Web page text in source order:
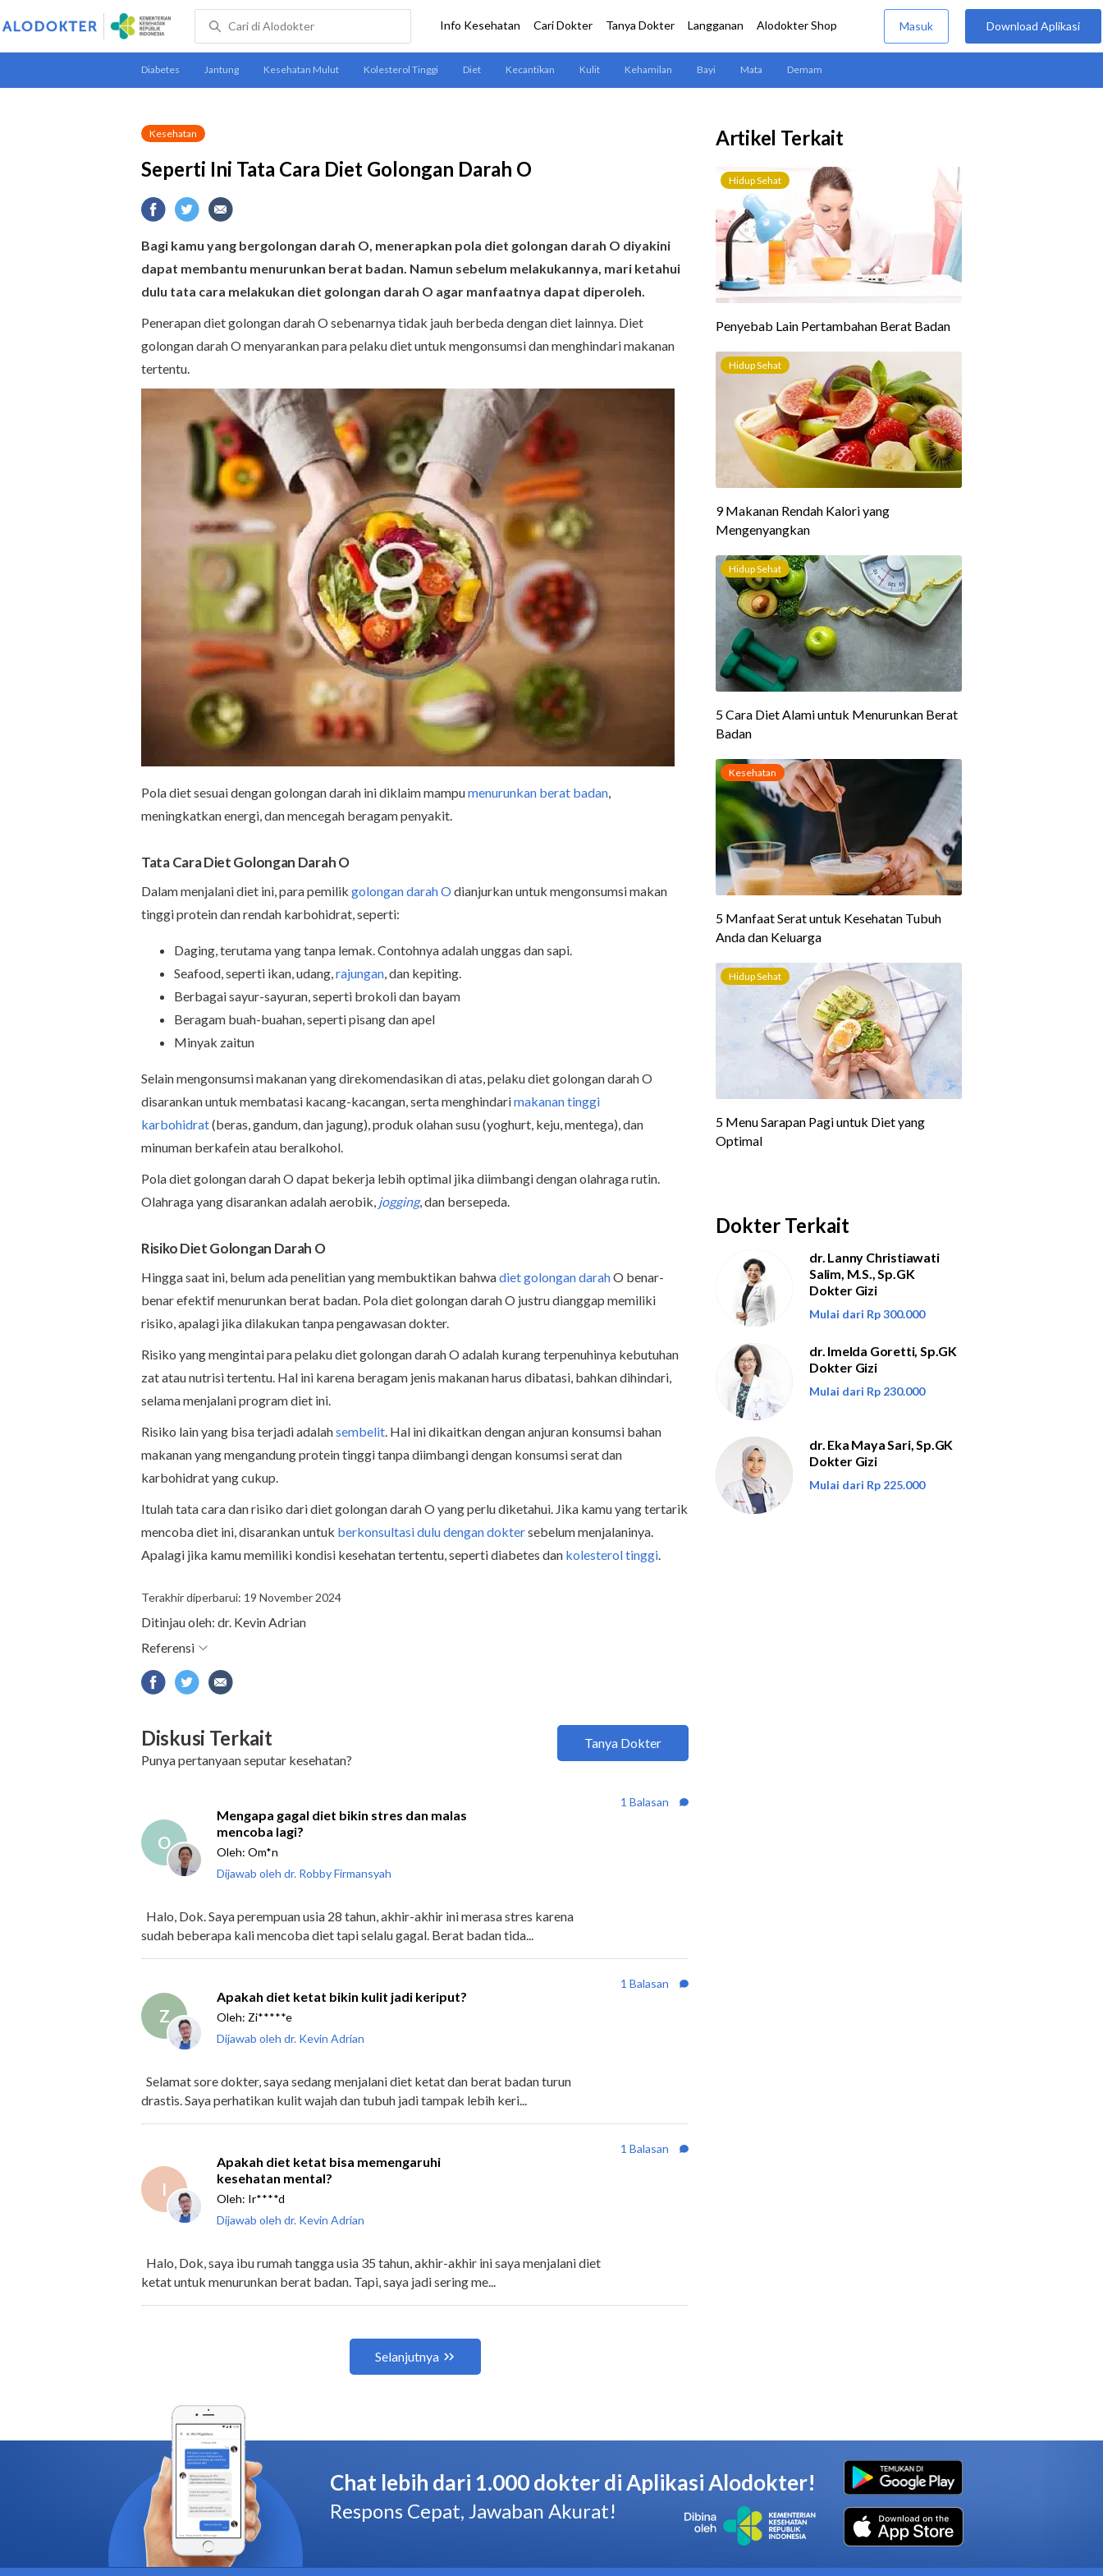
Kesehatan
Seperti Ini Tata Cara Diet Golongan Darah O
Bagi kamu yang bergolongan darah O, menerapkan pola diet golongan darah O diyakini
dapat membantu menurunkan berat badan. Namun sebelum melakukannya, mari ketahui
dulu tata cara melakukan diet golongan darah O agar manfaatnya dapat diperoleh.
Penerapan diet golongan darah O sebenarnya tidak jauh berbeda dengan diet lainnya. Diet
golongan darah O menyarankan para pelaku diet untuk mengonsumsi dan menghindari makanan
tertentu.
Pola diet sesuai dengan golongan darah ini diklaim mampumenurunkan berat badan,
meningkatkan energi, dan mencegah beragam penyakit.
Tata Cara Diet Golongan Darah O
Dalam menjalani diet ini, para pemilik golongan darah O dianjurkan untuk mengonsumsi makan
tinggi protein dan rendah karbohidrat, seperti:
Daging, terutama yang tanpa lemak. Contohnya adalah unggas dan sapi.
Seafood, seperti ikan, udang,rajungan, dan kepiting.
Berbagai sayur-sayuran, seperti brokoli dan bayam
Beragam buah-buahan, seperti pisang dan apel
Minyak zaitun
Selain mengonsumsi makanan yang direkomendasikan di atas, pelaku diet golongan darah O
disarankan untuk membatasi kacang-kacangan, serta menghindarimakanan tinggi
karbohidrat(beras, gandum, dan jagung), produk olahan susu (yoghurt, keju, mentega), dan
minuman berkafein atau beralkohol.
Pola diet golongan darah O dapat bekerja lebih optimal jika diimbangi dengan olahraga rutin.
Olahraga yang disarankan adalah aerobik, jogging, dan bersepeda.
Risiko Diet Golongan Darah O
Hingga saat ini, belum ada penelitian yang membuktikan bahwadiet golongan darahO benar-
benar efektif menurunkan berat badan. Pola diet golongan darah O justru dianggap memiliki
risiko, apalagi jika dilakukan tanpa pengawasan dokter.
Risiko yang mengintai para pelaku diet golongan darah O adalah kurang terpenuhinya kebutuhan
zat atau nutrisi tertentu. Hal ini karena beragam jenis makanan harus dibatasi, bahkan dihindari,
selama menjalani program diet ini.
Risiko lain yang bisa terjadi adalahsembelit. Hal ini dikaitkan dengan anjuran konsumsi bahan
makanan yang mengandung protein tinggi tanpa diimbangi dengan konsumsi serat dan
karbohidrat yang cukup.
Itulah tata cara dan risiko dari diet golongan darah O yang perlu diketahui. Jika kamu yang tertarik
mencoba diet ini, disarankan untuk berkonsultasi dulu dengan doktersebelum menjalaninya.
Apalagi jika kamu memiliki kondisi kesehatan tertentu, seperti diabetes dan kolesterol tinggi.
Terakhir diperbarui: 19 November 2024
Artikel Terkait
Dokter Terkait